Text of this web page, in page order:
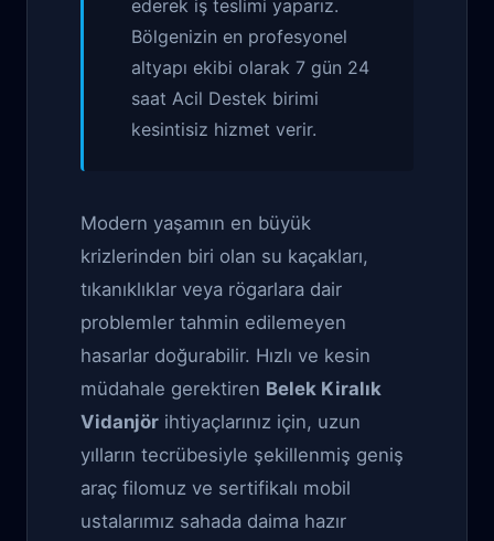
ederek iş teslimi yaparız.
Bölgenizin en profesyonel
altyapı ekibi olarak 7 gün 24
saat Acil Destek birimi
kesintisiz hizmet verir.
Modern yaşamın en büyük
krizlerinden biri olan su kaçakları,
tıkanıklıklar veya rögarlara dair
problemler tahmin edilemeyen
hasarlar doğurabilir. Hızlı ve kesin
müdahale gerektiren Belek Kiralık
Vidanjör ihtiyaçlarınız için, uzun
yılların tecrübesiyle şekillenmiş geniş
araç filomuz ve sertifikalı mobil
ustalarımız sahada daima hazır